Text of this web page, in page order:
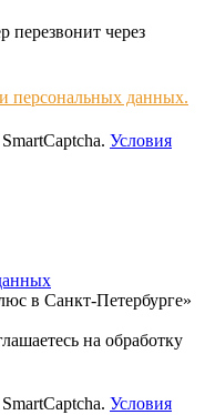
перезвонит через
персональных данных.
Условия
в Санкт-Петербурге»
на обработку
Условия